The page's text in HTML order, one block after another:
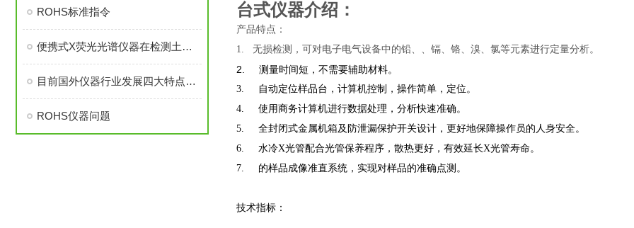
ROHS标准指令
便携式X荧光光谱仪器在检测土壤中金属的鉴定方法
目前国外仪器行业发展四大特点分析
ROHS仪器问题
台式仪器介绍：
产品特点：
1. 无损检测，可对电子电气设备中的铅、、镉、铬、溴、氯等元素进行定量分析。
2. 测量时间短，不需要辅助材料。
3. 自动定位样品台，计算机控制，操作简单，定位。
4. 使用商务计算机进行数据处理，分析快速准确。
5. 全封闭式金属机箱及防泄漏保护开关设计，更好地保障操作员的人身安全。
6. 水冷X光管配合光管保养程序，散热更好，有效延长X光管寿命。
7. 的样品成像准直系统，实现对样品的准确点测。
技术指标：